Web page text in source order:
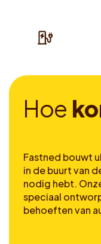
Hoe ko
Fastned bouwt
in de buurt van
nodig hebt.
speciaal
behoeften van